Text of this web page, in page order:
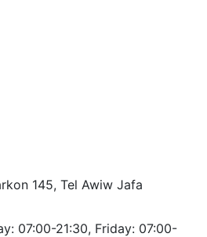
145, Tel Awiw Jafa
07:00-21:30, Friday: 07:00-